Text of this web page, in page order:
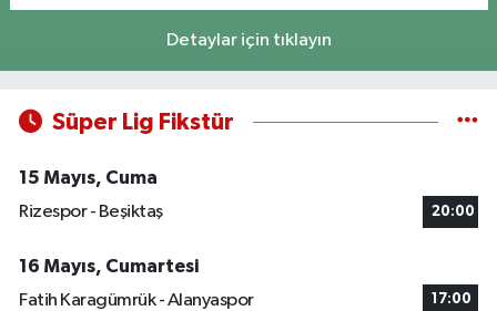
Detaylar için tıklayın
Süper Lig Fikstür
15 Mayıs, Cuma
Rizespor - Beşiktaş
20:00
16 Mayıs, Cumartesi
Fatih Karagümrük - Alanyaspor
17:00